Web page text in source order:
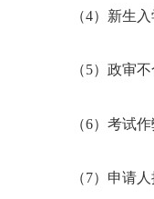
（4）新生
（5）政审不
（6）考试
（7）申请